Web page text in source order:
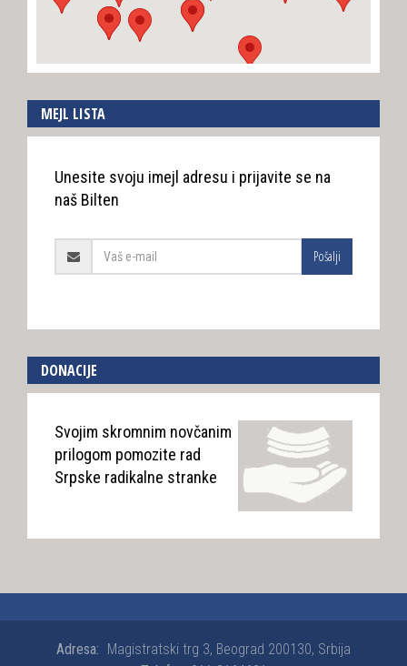
MEJL LISTA
Unesite svoju imejl adresu i prijavite se na
naš Bilten
Pošalji
DONACIJE
Svojim skromnim novčanim
prilogom pomozite rad
Srpske radikalne stranke
Adresa: Magistratski trg 3, Beograd 200130, Srbija